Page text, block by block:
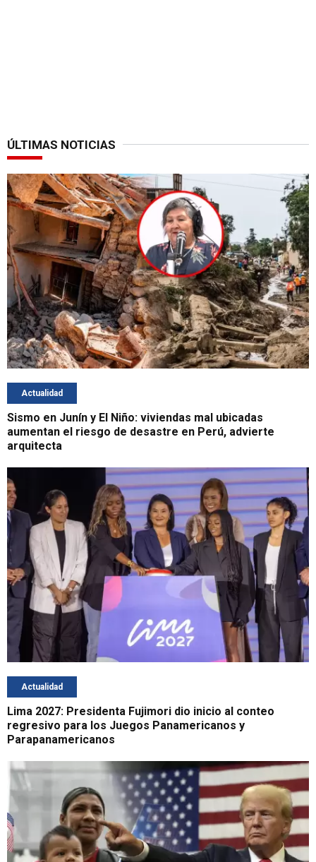
ÚLTIMAS NOTICIAS
Actualidad
Sismo en Junín y El Niño: viviendas mal ubicadas
aumentan el riesgo de desastre en Perú, advierte
arquitecta
Actualidad
Lima 2027: Presidenta Fujimori dio inicio al conteo
regresivo para los Juegos Panamericanos y
Parapanamericanos